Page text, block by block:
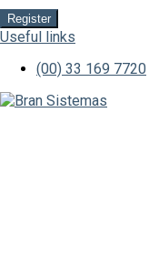
Register
Useful links
(00) 33 169 7720